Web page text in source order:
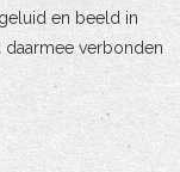
en beeld in
verbonden